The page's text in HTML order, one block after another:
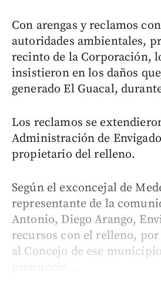
Con arengas y reclamos
autoridades ambientales,
recinto de la Corporación,
insistieron en los daños
generado El Guacal,
Los reclamos se
Administración de
propietario del relleno.
Según el exconcejal de
representante de la
Antonio, Diego Arango,
recursos con el relleno,
al Concejo de ese
pronuncie....